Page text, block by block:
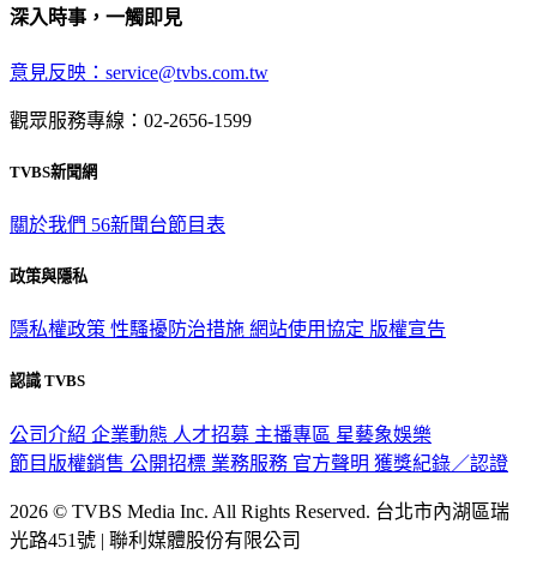
深入時事，一觸即見
意見反映：service@tvbs.com.tw
觀眾服務專線：02-2656-1599
TVBS新聞網
關於我們 56新聞台節目表
政策與隱私
隱私權政策 性騷擾防治措施 網站使用協定 版權宣告
認識 TVBS
公司介紹 企業動態 人才招募 主播專區 星藝象娛樂
節目版權銷售 公開招標 業務服務 官方聲明 獲獎紀錄／認證
2026 © TVBS Media Inc. All Rights Reserved. 台北市內湖區瑞
光路451號 | 聯利媒體股份有限公司